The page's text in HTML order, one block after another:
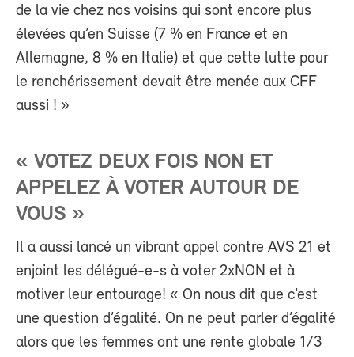
de la vie chez nos voisins qui sont encore plus
élevées qu’en Suisse (7 % en France et en
Allemagne, 8 % en Italie) et que cette lutte pour
le renchérissement devait être menée aux CFF
aussi ! »
« VOTEZ DEUX FOIS NON ET
APPELEZ À VOTER AUTOUR DE
VOUS »
Il a aussi lancé un vibrant appel contre AVS 21 et
enjoint les délégué-e-s à voter 2xNON et à
motiver leur entourage! « On nous dit que c’est
une question d’égalité. On ne peut parler d’égalité
alors que les femmes ont une rente globale 1/3